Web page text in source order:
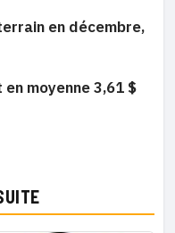
en décembre,
moyenne 3,61 $